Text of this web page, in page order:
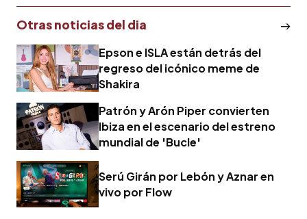
Otras noticias del dia
Epson e ISLA están detrás del
regreso del icónico meme de
Shakira
Patrón y Arón Piper convierten
Ibiza en el escenario del estreno
mundial de 'Bucle'
Serú Girán por Lebón y Aznar en
vivo por Flow